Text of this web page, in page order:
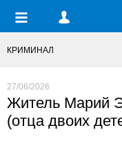
КРИМИНАЛ
27/06/2026
Житель Марий
(отца двоих